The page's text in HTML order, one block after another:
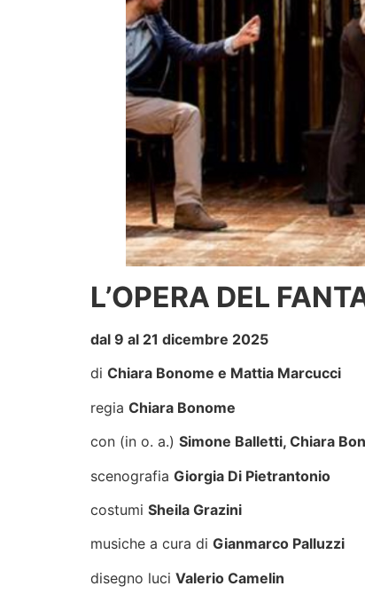
L’OPERA DEL
dal 9 al 21 dicembre 2025
di Chiara Bonome e Mattia Marcucci
regia Chiara Bonome
con (in o. a.) Simone Balletti, Chiara
scenografia Giorgia Di Pietrantonio
costumi Sheila Grazini
musiche a cura di Gianmarco Palluzzi
disegno luci Valerio Camelin